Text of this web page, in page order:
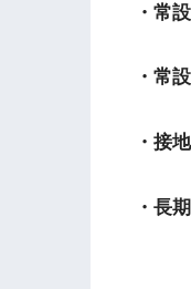
・常
・常
・接
・長